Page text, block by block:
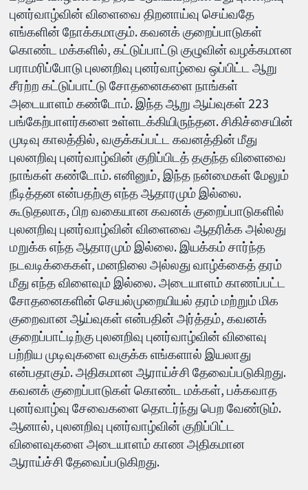
புனர்வாழ்வின் விளைவை திறனாய்வு செய்வதே
எங்களின் நோக்கமாகும். கவனக் குறைப்பாடுகள்
கொண்ட மக்களில், கட்டுப்பாட்டு குழுவின் வழக்கமான
பராமரிப்போடு புலனறிவு புனர்வாழ்வை ஒப்பிட்ட ஆறு
சீரற்ற கட்டுப்பாட்டு சோதனைகளை நாங்கள்
அடையாளம் கண்டோம். இந்த ஆறு ஆய்வுகள் 223
பங்கேற்பாளர்களை உள்ளடக்கியிருந்தன. சிகிச்சையின்
முடிவு காலத்தில், வகுக்கப்பட்ட கவனத்தின் மீது
புலனறிவு புனர்வாழ்வின் குறிப்பிடத் தகுந்த விளைவை
நாங்கள் கண்டோம். எனினும், இந்த நன்மைகள் மேலும்
நீடித்தன என்பதற்கு எந்த ஆதாரமும் இல்லை.
கூடுதலாக, பிற வகையான கவனக் குறைப்பாடுகளில்
புலனறிவு புனர்வாழ்வின் விளைவை ஆதரிக்க அல்லது
மறுக்க எந்த ஆதாரமும் இல்லை. இயக்கம் சார்ந்த
நடவடிக்கைகள், மனநிலை அல்லது வாழ்க்கைத் தரம்
மீது எந்த விளைவும் இல்லை. அடையாளம் காணப்பட்ட
சோதனைகளின் செயல்முறையியல் தரம் மற்றும் மிக
குறைவான ஆய்வுகள் என்பதின் அர்த்தம், கவனக்
குறைப்பாட்டிற்கு புலனறிவு புனர்வாழ்வின் விளைவு
பற்றிய முடிவுகளை வகுக்க எங்களால் இயலாது
என்பதாகும். அதிகமான ஆராய்ச்சி தேவைப்படுகிறது.
கவனக் குறைப்பாடுகள் கொண்ட மக்கள், பக்கவாத
புனர்வாழ்வு சேவைகளை தொடர்ந்து பெற வேண்டும்.
ஆனால், புலனறிவு புனர்வாழ்வின் குறிப்பிட்ட
விளைவுகளை அடையாளம் காண அதிகமான
ஆராய்ச்சி தேவைப்படுகிறது.